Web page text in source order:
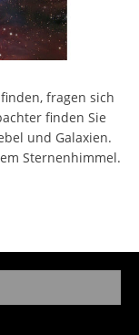
fragen sich
finden Sie
und Galaxien.
Sternenhimmel.